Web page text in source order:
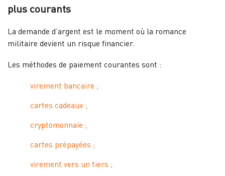
plus courants
La demande d’argent est le moment où la romance
militaire devient un risque financier.
Les méthodes de paiement courantes sont :
virement bancaire ;
cartes cadeaux ;
cryptomonnaie ;
cartes prépayées ;
virement vers un tiers ;